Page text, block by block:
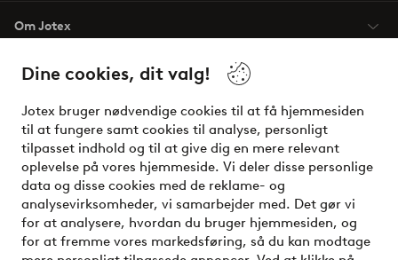
Dine cookies, dit valg!
Jotex bruger nødvendige cookies til at få hjemmesiden
til at fungere samt cookies til analyse, personligt
tilpasset indhold og til at give dig en mere relevant
oplevelse på vores hjemmeside. Vi deler disse personlige
data og disse cookies med de reklame- og
analysevirksomheder, vi samarbejder med. Det gør vi
for at analysere, hvordan du bruger hjemmesiden, og
for at fremme vores markedsføring, så du kan modtage
Om Jotex
Vilkår
Venner
Sikre betalinger - betal nu eller del op
Vil du vide mere om vores betalingsmuligheder?
elpy